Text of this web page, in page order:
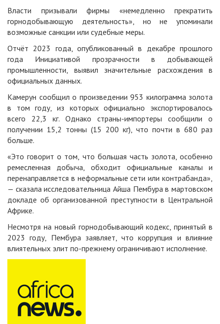
Власти призывали фирмы «немедленно прекратить
горнодобывающую деятельность», но не упоминали
возможные санкции или судебные меры.
Отчёт 2023 года, опубликованный в декабре прошлого
года Инициативой прозрачности в добывающей
промышленности, выявил значительные расхождения в
официальных данных.
Камерун сообщил о произведении 953 килограмма золота
в том году, из которых официально экспортировалось
всего 22,3 кг. Однако страны-импортеры сообщили о
получении 15,2 тонны (15 200 кг), что почти в 680 раз
больше.
«Это говорит о том, что большая часть золота, особенно
ремесленная добыча, обходит официальные каналы и
перенаправляется в неформальные сети или контрабанда»,
— сказала исследовательница Айша Пембура в мартовском
докладе об организованной преступности в Центральной
Африке.
Несмотря на новый горнодобывающий кодекс, принятый в
2023 году, Пембура заявляет, что коррупция и влияние
влиятельных элит по-прежнему ограничивают исполнение.